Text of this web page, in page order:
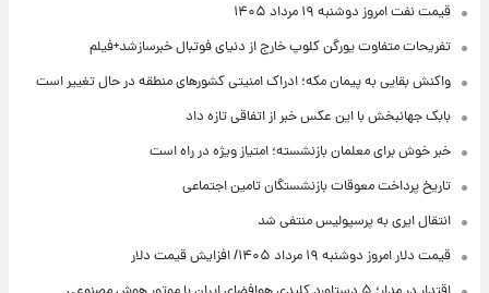
قیمت نفت امروز دوشنبه ۱۹ مرداد ۱۴۰۵
تفریحات متفاوت یورگن کلوپ خارج از دنیای فوتبال خبرسازشد+فیلم
واکنش بقایی به پیمان مکه؛ ادراک امنیتی کشورهای منطقه در حال تغییر است
بابک جهانبخش با این عکس خبر از اتفاقی تازه داد
خبر خوش برای معلمان بازنشسته؛ امتیاز ویژه در راه است
تاریخ پرداخت معوقات بازنشستگان تامین اجتماعی
انتقال ایری به پرسپولیس منتفی شد
قیمت دلار امروز دوشنبه ۱۹ مرداد ۱۴۰۵/ افزایش قیمت دلار